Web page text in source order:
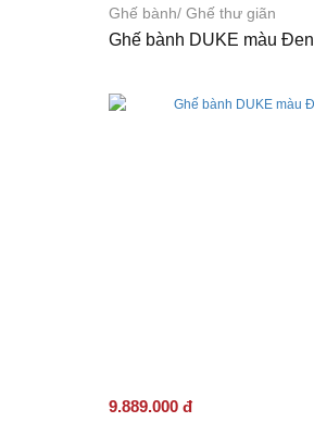
Ghế bành/ Ghế thư giãn
Ghế bành DUKE màu Đen
9.889.000 đ